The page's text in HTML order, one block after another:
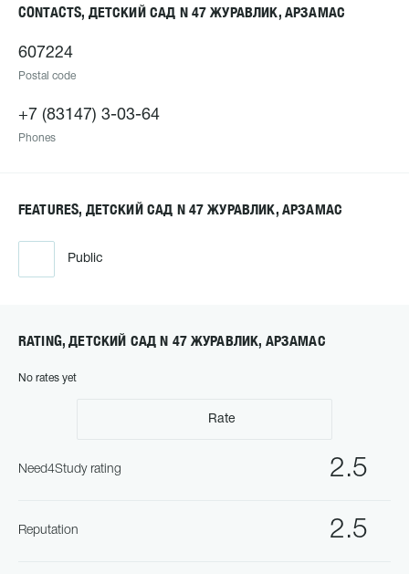
CONTACTS, ДЕТСКИЙ САД N 47 ЖУРАВЛИК, АРЗАМАС
607224
Postal code
+7 (83147) 3-03-64
Phones
FEATURES, ДЕТСКИЙ САД N 47 ЖУРАВЛИК, АРЗАМАС
Public
RATING, ДЕТСКИЙ САД N 47 ЖУРАВЛИК, АРЗАМАС
No rates yet
Rate
2.5
Need4Study rating
2.5
Reputation